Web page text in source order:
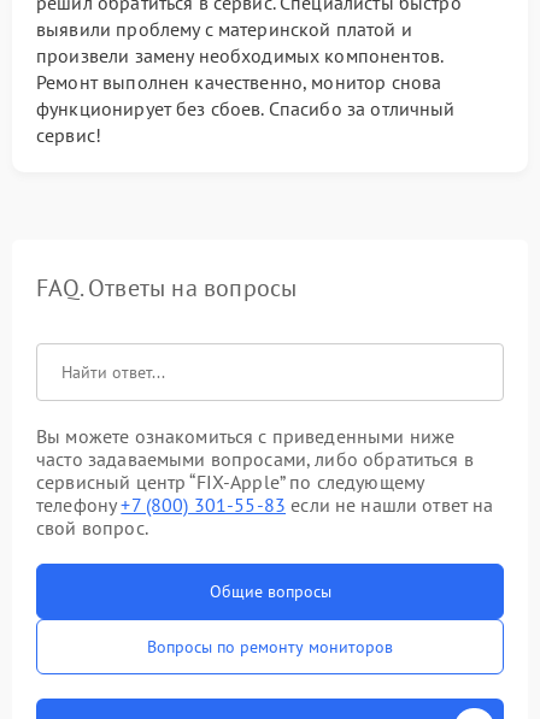
выявили проблему с материнской платой и
произвели замену необходимых компонентов.
Ремонт выполнен качественно, монитор снова
функционирует без сбоев. Спасибо за отличный
сервис!
FAQ. Ответы на вопросы
Вы можете ознакомиться с приведенными ниже
часто задаваемыми вопросами, либо обратиться в
сервисный центр “FIX-Apple” по следующему
телефону+7 (800) 301-55-83 если не нашли ответ на
свой вопрос.
Общие вопросы
Вопросы по ремонту мониторов